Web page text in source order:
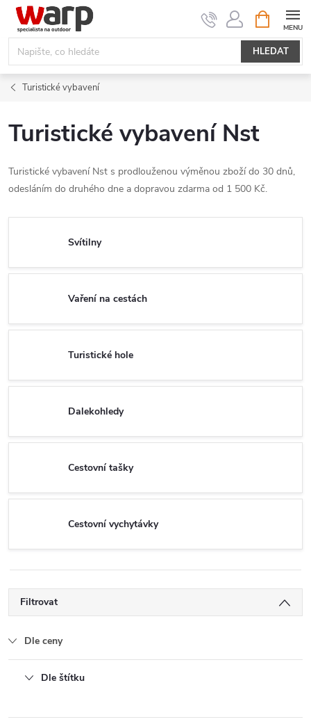
Přejít
obsah
HLEDAT
NÁKUPNÍ
KOŠÍK
Turistické vybavení
Turistické vybavení Nst
Turistické vybavení Nst s prodlouženou výměnou zboží do 30 dnů,
odesláním do druhého dne a dopravou zdarma od 1 500 Kč.
Svítilny
Vaření na cestách
Turistické hole
Dalekohledy
Cestovní tašky
Cestovní vychytávky
Filtrovat
Dle ceny
Dle štítku